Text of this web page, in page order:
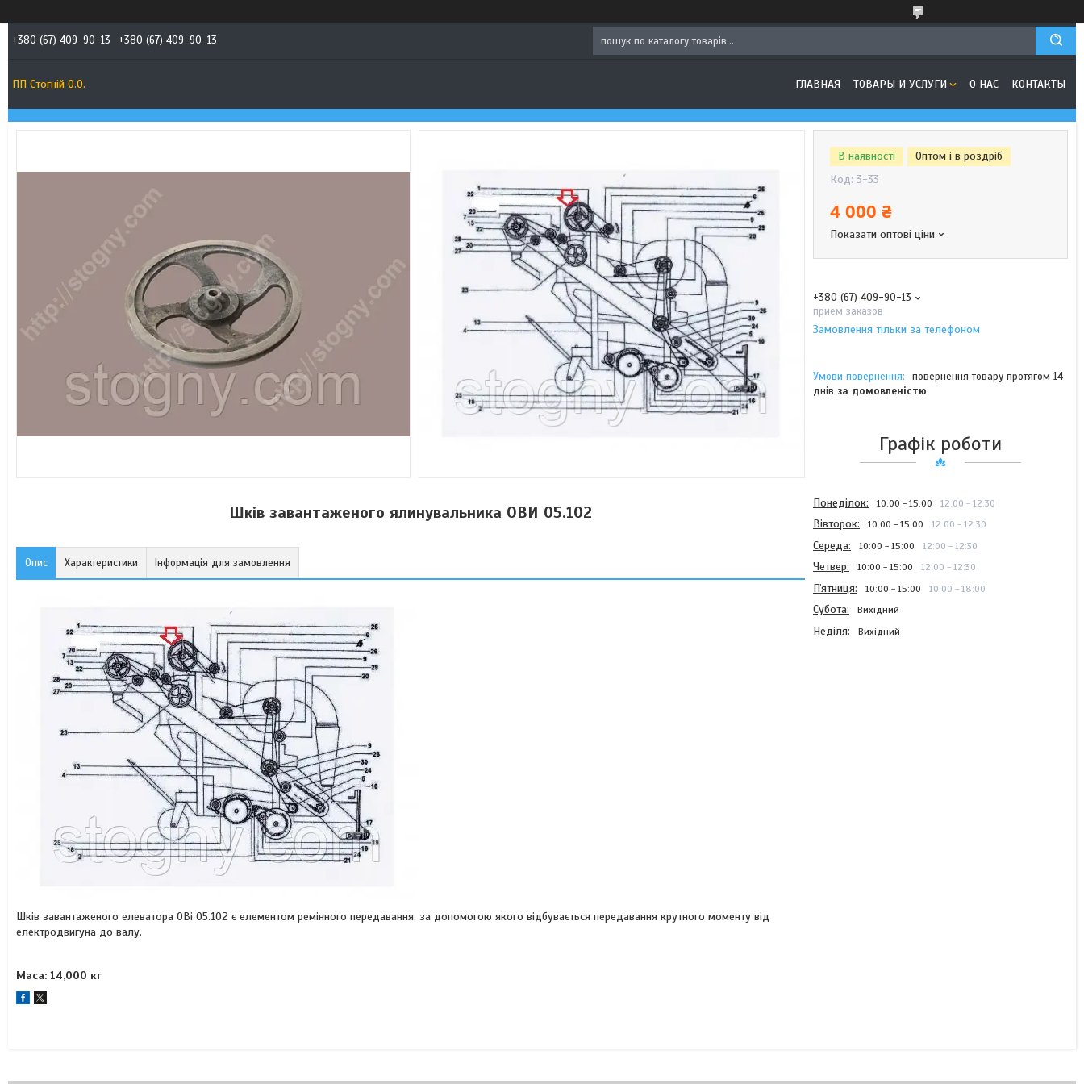
+380 (67) 409-90-13 +380 (67) 409-90-13
ПП Стогній О.О. ГЛАВНАЯ ТОВАРЫ И УСЛУГИ О НАС КОНТАКТЫ
Шків завантаженого ялинувальника ОВИ 05.102
Опис Характеристики Інформація для замовлення
Шків завантаженого елеватора ОВі 05.102 є елементом ремінного передавання, за допомогою якого відбувається передавання крутного моменту від
електродвигуна до валу.
Маса: 14,000 кг
В наявності
Оптом і в роздріб
Код: 3-33
4 000 ₴
Показати оптові ціни
+380 (67) 409-90-13
прием заказов
Замовлення тільки за телефоном
повернення товару протягом 14
днів за домовленістю
Графік роботи
Понеділок 10:00 15:00 12:00 12:30
Вівторок 10:00 15:00 12:00 12:30
Середа 10:00 15:00 12:00 12:30
Четвер 10:00 15:00 12:00 12:30
Пʼятниця 10:00 15:00 10:00 18:00
Субота Вихідний
Неділя Вихідний